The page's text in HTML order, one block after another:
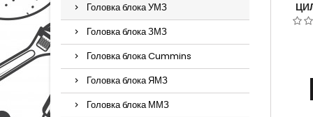
Головка блока УМЗ
Головка блока ЗМЗ
Головка блока Cummins
Головка блока ЯМЗ
Головка блока ММЗ